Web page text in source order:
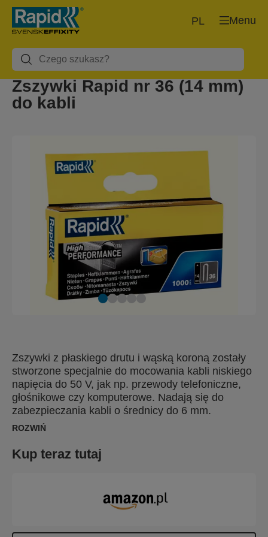
Menu
PL
Zszywki Rapid nr 36 (14 mm)
do kabli
Zszywki z płaskiego drutu i wąską koroną zostały
stworzone specjalnie do mocowania kabli niskiego
napięcia do 50 V, jak np. przewody telefoniczne,
głośnikowe czy komputerowe. Nadają się do
zabezpieczania kabli o średnicy do 6 mm.
Rozbieżne końce nóżek zszywek DP sprawiają, że
skuteczność łączenia.
ROZWIŃ
Kup teraz tutaj